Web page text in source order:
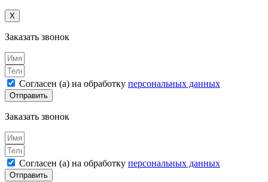
X
Заказать звонок
Согласен (а) на обработку персональных данных
Отправить
Заказать звонок
Согласен (а) на обработку персональных данных
Отправить